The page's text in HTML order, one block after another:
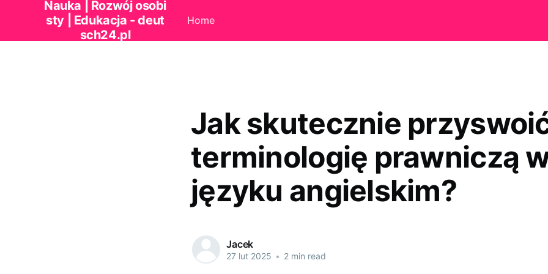
Nauka | Rozwój osobi
sty | Edukacja - deut
sch24.pl
Home
Jak skutecznie
terminologię prawniczą
języku angielskim?
Jacek
27 lut 2025 • 2 min read